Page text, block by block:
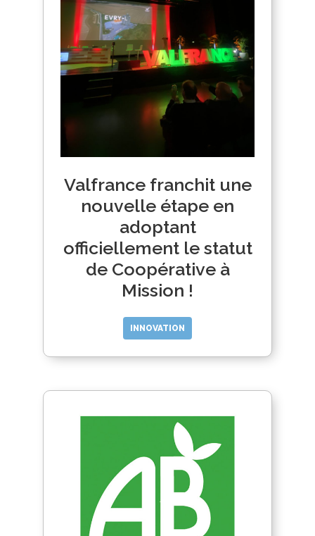
Valfrance franchit une
nouvelle étape en
adoptant
officiellement le statut
de Coopérative à
Mission !
INNOVATION